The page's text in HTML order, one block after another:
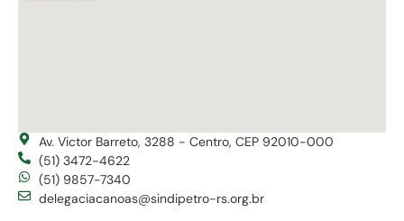
Av. Victor Barreto, 3288 - Centro, CEP 92010-000
(51) 3472-4622
(51) 9857-7340
delegaciacanoas@sindipetro-rs.org.br